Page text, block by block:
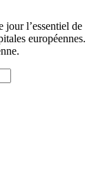
jour l’essentiel de
européennes.